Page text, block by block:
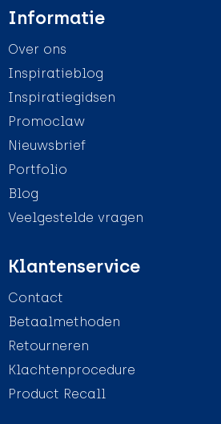
Informatie
Over ons
Inspiratieblog
Inspiratiegidsen
Promoclaw
Nieuwsbrief
Portfolio
Blog
Veelgestelde vragen
Klantenservice
Contact
Betaalmethoden
Retourneren
Klachtenprocedure
Product Recall